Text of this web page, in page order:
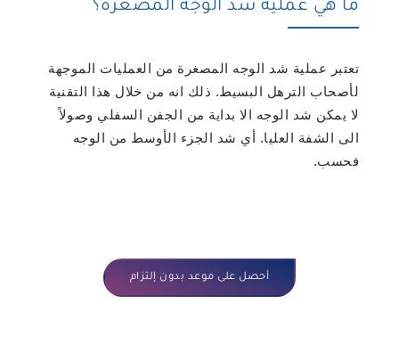
ما هي عملية شد الوجه المصغرة؟
تعتبر عملية شد الوجه المصغرة من العمليات الموجهة
لأصحاب الترهل البسيط. ذلك انه من خلال هذا التقنية
لا يمكن شد الوجه الا بداية من الجفن السفلي وصولاً
الى الشفة العليا. أي شد الجزء الأوسط من الوجه
فحسب.
أحصل على موعد بدون إلتزام